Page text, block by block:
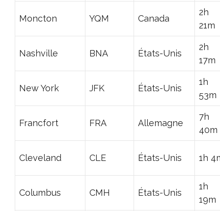
Moncton YQM Canada
2h
21m
Nashville BNA États-Unis
2h
17m
New York JFK États-Unis
1h
53m
Francfort FRA Allemagne
7h
40m
Cleveland CLE États-Unis 1h
Columbus CMH États-Unis
1h
19m